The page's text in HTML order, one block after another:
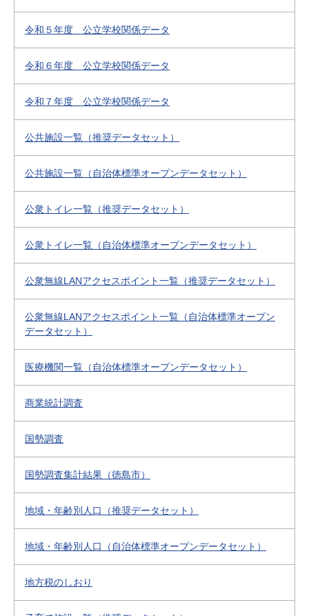
令和５年度 公立学校関係データ
令和６年度 公立学校関係データ
令和７年度 公立学校関係データ
公共施設一覧（推奨データセット）
公共施設一覧（自治体標準オープンデータセット）
公衆トイレ一覧（推奨データセット）
公衆トイレ一覧（自治体標準オープンデータセット）
公衆無線LANアクセスポイント一覧（推奨データセット）
公衆無線LANアクセスポイント一覧（自治体標準オープン
データセット）
医療機関一覧（自治体標準オープンデータセット）
商業統計調査
国勢調査
国勢調査集計結果（徳島市）
地域・年齢別人口（推奨データセット）
地域・年齢別人口（自治体標準オープンデータセット）
地方税のしおり